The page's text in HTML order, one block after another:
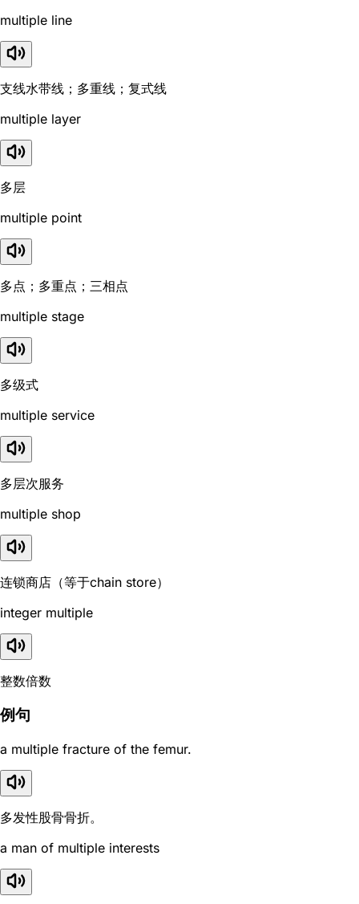
multiple line
支线水带线；多重线；复式线
multiple layer
多层
multiple point
多点；多重点；三相点
multiple stage
多级式
multiple service
多层次服务
multiple shop
连锁商店（等于chain store）
integer multiple
整数倍数
例句
a multiple fracture of the femur.
多发性股骨骨折。
a man of multiple interests